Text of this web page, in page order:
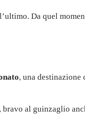
Da quel
, una
al guinzaglio